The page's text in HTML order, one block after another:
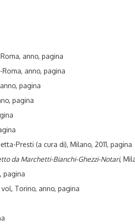
anno, pagina
anno, pagina
pagina
pagina
Presti (a cura di), Milano, 2011, pagina
da Marchetti-Bianchi-Ghezzi-Notari,
pagina
vol, Torino, anno, pagina